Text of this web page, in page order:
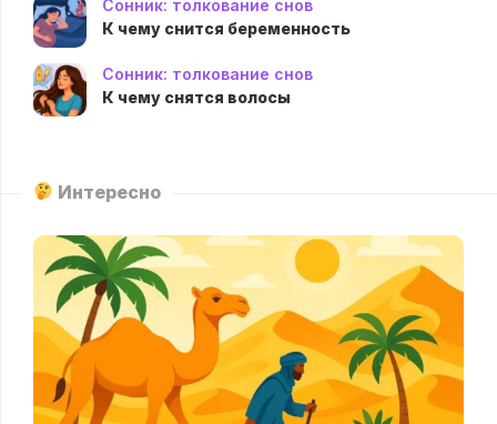
Сонник: толкование снов
К чему снится беременность
Сонник: толкование снов
К чему снятся волосы
Интересно